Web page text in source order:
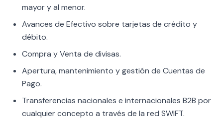
mayor y al menor.
Avances de Efectivo sobre tarjetas de crédito y
débito.
Compra y Venta de divisas.
Apertura, mantenimiento y gestión de Cuentas de
Pago.
Transferencias nacionales e internacionales B2B por
cualquier concepto a través de la red SWIFT.